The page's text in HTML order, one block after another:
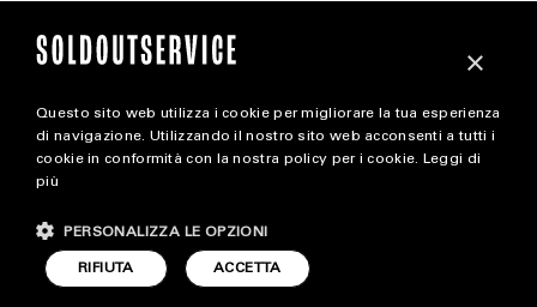
magazine
STYLE
FOOTWEAR
Il restock delle Off-White x
Converse Chuck 70 Hi è
stato rinviato
×
Questo sito web utilizza i cookie per migliorare la tua esperienza
di navigazione. Utilizzando il nostro sito web acconsenti a tutti i
cookie in conformità con la nostra policy per i cookie. Leggi di
più
ACCETTA
RIFIUTA
PERSONALIZZA LE OPZIONI